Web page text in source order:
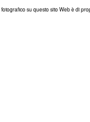
su questo sito Web è di